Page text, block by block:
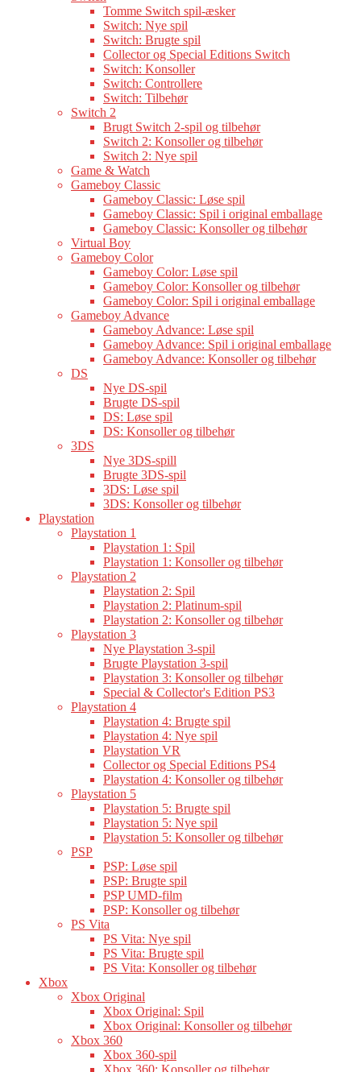
Tomme Switch spil-æsker
Switch: Nye spil
Switch: Brugte spil
Collector og Special Editions Switch
Switch: Konsoller
Switch: Controllere
Switch: Tilbehør
Switch 2
Brugt Switch 2-spil og tilbehør
Switch 2: Konsoller og tilbehør
Switch 2: Nye spil
Game & Watch
Gameboy Classic
Gameboy Classic: Løse spil
Gameboy Classic: Spil i original emballage
Gameboy Classic: Konsoller og tilbehør
Virtual Boy
Gameboy Color
Gameboy Color: Løse spil
Gameboy Color: Konsoller og tilbehør
Gameboy Color: Spil i original emballage
Gameboy Advance
Gameboy Advance: Løse spil
Gameboy Advance: Spil i original emballage
Gameboy Advance: Konsoller og tilbehør
DS
Nye DS-spil
Brugte DS-spil
DS: Løse spil
DS: Konsoller og tilbehør
3DS
Nye 3DS-spill
Brugte 3DS-spil
3DS: Løse spil
3DS: Konsoller og tilbehør
Playstation
Playstation 1
Playstation 1: Spil
Playstation 1: Konsoller og tilbehør
Playstation 2
Playstation 2: Spil
Playstation 2: Platinum-spil
Playstation 2: Konsoller og tilbehør
Playstation 3
Nye Playstation 3-spil
Brugte Playstation 3-spil
Playstation 3: Konsoller og tilbehør
Special & Collector's Edition PS3
Playstation 4
Playstation 4: Brugte spil
Playstation 4: Nye spil
Playstation VR
Collector og Special Editions PS4
Playstation 4: Konsoller og tilbehør
Playstation 5
Playstation 5: Brugte spil
Playstation 5: Nye spil
Playstation 5: Konsoller og tilbehør
PSP
PSP: Løse spil
PSP: Brugte spil
PSP UMD-film
PSP: Konsoller og tilbehør
PS Vita
PS Vita: Nye spil
PS Vita: Brugte spil
PS Vita: Konsoller og tilbehør
Xbox
Xbox Original
Xbox Original: Spil
Xbox Original: Konsoller og tilbehør
Xbox 360
Xbox 360-spil